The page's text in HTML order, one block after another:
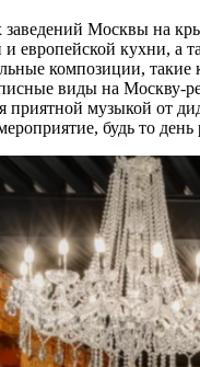
Москвы на
и европейской кухни,
композиции,
виды на Москву-
приятной музыкой от
будь то